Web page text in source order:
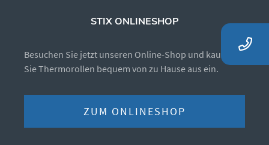
STIX ONLINESHOP
Besuchen Sie jetzt unseren Online-Shop und kaufen
Sie Thermorollen bequem von zu Hause aus ein.
ZUM ONLINESHOP